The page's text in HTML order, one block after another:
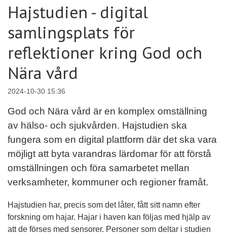
Hajstudien - digital
samlingsplats för
reflektioner kring God och
Nära vård
2024-10-30 15:36
God och Nära vård är en komplex omställning
av hälso- och sjukvården. Hajstudien ska
fungera som en digital plattform där det ska vara
möjligt att byta varandras lärdomar för att förstå
omställningen och föra samarbetet mellan
verksamheter, kommuner och regioner framåt.
Hajstudien har, precis som det låter, fått sitt namn efter
forskning om hajar. Hajar i haven kan följas med hjälp av
att de förses med sensorer. Personer som deltar i studien